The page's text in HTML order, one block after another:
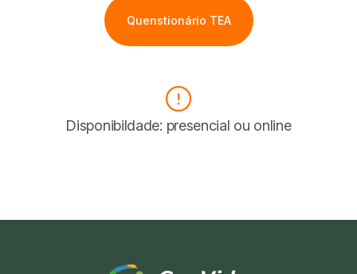
Quenstionário TEA
Disponibildade: presencial ou online